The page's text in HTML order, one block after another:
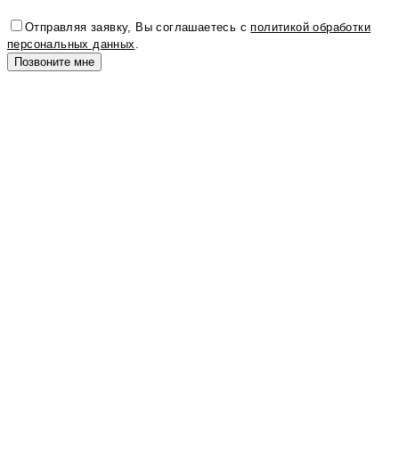
Отправляя заявку, Вы соглашаетесь сполитикой обработки
персональных данных.